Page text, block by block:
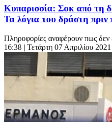
Κυπαρισσία: Σοκ από τη
Τα λόγια του δράστη πριν
Πληροφορίες αναφέρουν πως δεν
16:38 | Τετάρτη 07 Απριλίου 2021